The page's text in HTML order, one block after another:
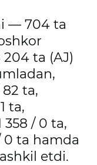
— 704 ta
ta (AJ)
ta,
ta,
/ 0 ta,
ta hamda
etdi.